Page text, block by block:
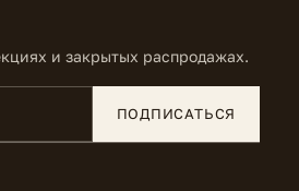
и закрытых распродажах.
ПОДПИСАТЬСЯ